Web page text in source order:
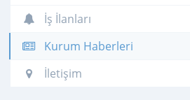
İş İlanları
Kurum Haberleri
İletişim